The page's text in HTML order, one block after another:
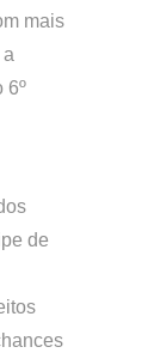
mais
6º
de